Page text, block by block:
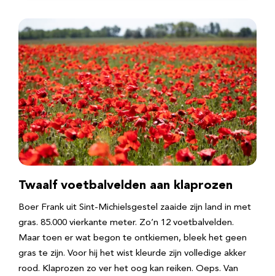
Twaalf voetbalvelden aan klaprozen
Boer Frank uit Sint-Michielsgestel zaaide zijn land in met
gras. 85.000 vierkante meter. Zo’n 12 voetbalvelden.
Maar toen er wat begon te ontkiemen, bleek het geen
gras te zijn. Voor hij het wist kleurde zijn volledige akker
rood. Klaprozen zo ver het oog kan reiken. Oeps. Van